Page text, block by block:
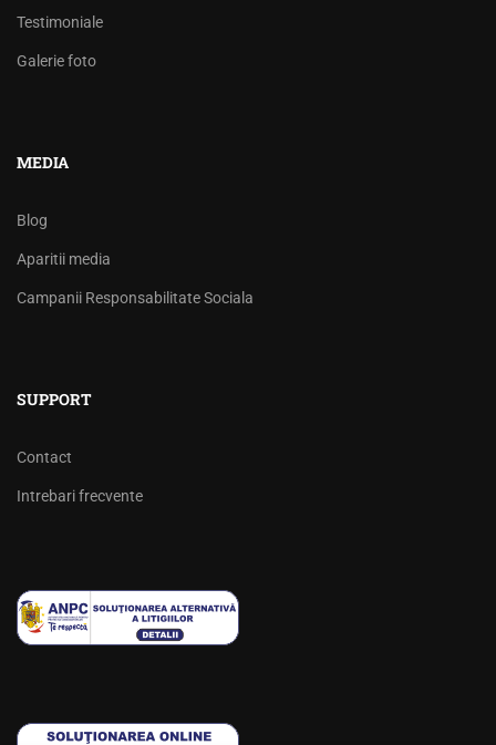
Testimoniale
Galerie foto
MEDIA
Blog
Aparitii media
Campanii Responsabilitate Sociala
SUPPORT
Contact
Intrebari frecvente